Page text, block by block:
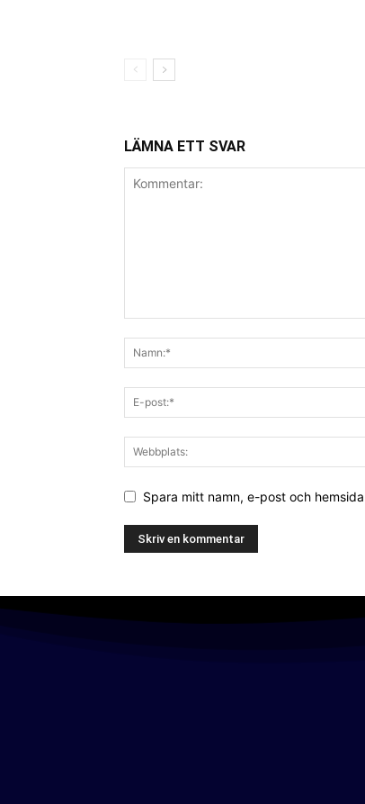
LÄMNA ETT SVAR
Spara mitt namn, e-post och